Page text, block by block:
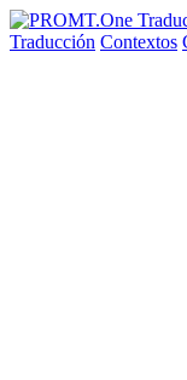
Traducción Contextos